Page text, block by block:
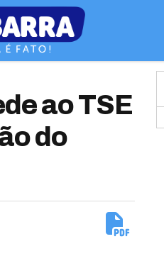
ao TSE
do